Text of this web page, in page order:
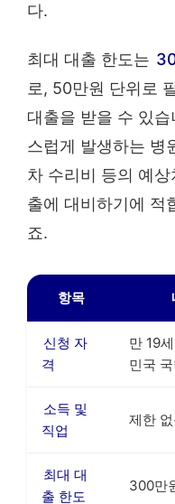
다.
최대 대출 한도는
로, 50만원 단위로
대출을 받을 수 있
스럽게 발생하는 병
차 수리비 등의 예상
출에 대비하기에 적
죠.
항목
신청 자
격
만 19
민국 국
소득 및
직업
제한
최대 대
출 한도
300만